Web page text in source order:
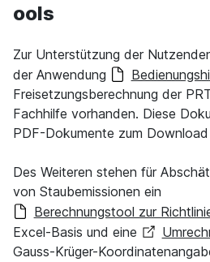
ools
Zur Unterstützung der
der Anwendung
Freisetzungsberechnung der
Fachhilfe vorhanden. Diese
PDF-Dokumente zum
Des Weiteren stehen für
von Staubemissionen ein
Berechnungstool zur
Excel-Basis und eine
Gauss-Krüger-